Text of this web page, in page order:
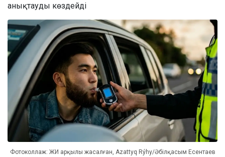
анықтауды көздейді
Фотоколлаж: ЖИ арқылы жасалған, Azattyq Rýhy/Әбілқасым Есентаев